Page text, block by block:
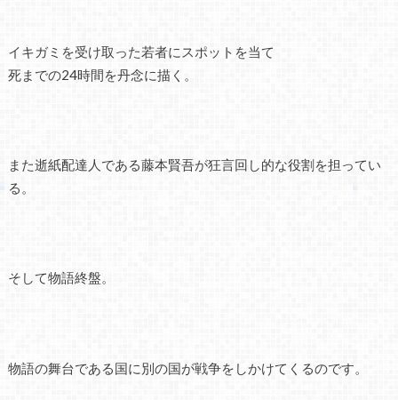
イキガミを受け取った若者にスポットを当て
死までの24時間を丹念に描く。
また逝紙配達人である藤本賢吾が狂言回し的な役割を担ってい
る。
そして物語終盤。
物語の舞台である国に別の国が戦争をしかけてくるのです。